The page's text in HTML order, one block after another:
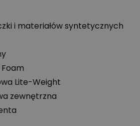
i materiałów syntetycznych
Lite-Weight
zewnętrzna